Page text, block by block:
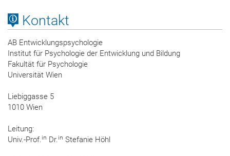
Kontakt
AB Entwicklungspsychologie
Institut für Psychologie der Entwicklung und Bildung
Fakultät für Psychologie
Universität Wien
Liebiggasse 5
1010 Wien
Leitung:
Univ.-Prof.in Dr.in Stefanie Höhl